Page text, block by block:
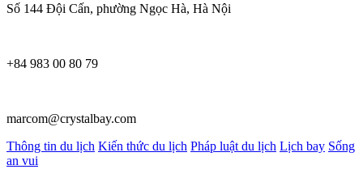
Số 144 Đội Cấn, phường Ngọc Hà, Hà Nội
+84 983 00 80 79
marcom@crystalbay.com
Thông tin du lịch Kiến thức du lịch Pháp luật du lịch Lịch bay Sống
an vui